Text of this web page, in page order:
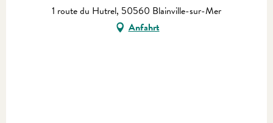
1 route du Hutrel, 50560 Blainville-sur-Mer
Anfahrt